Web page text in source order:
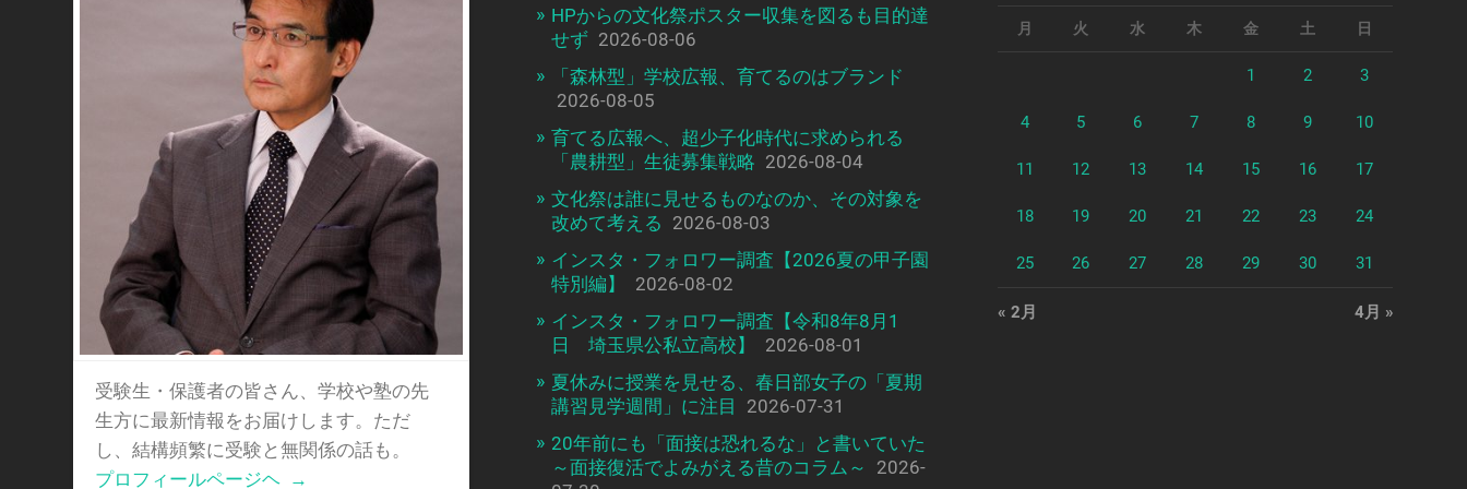
受験生・保護者の皆さん、学校や塾の先
生方に最新情報をお届けします。ただ
し、結構頻繁に受験と無関係の話も。
プロフィールページヘ →
HPからの文化祭ポスター収集を図るも目的達
せず 2026-08-06
「森林型」学校広報、育てるのはブランド
2026-08-05
育てる広報へ、超少子化時代に求められる
「農耕型」生徒募集戦略 2026-08-04
文化祭は誰に見せるものなのか、その対象を
改めて考える 2026-08-03
インスタ・フォロワー調査【2026夏の甲子園
特別編】
2026-08-02
インスタ・フォロワー調査【令和8年8月1
日 埼玉県公私立高校】
2026-08-01
夏休みに授業を見せる、春日部女子の「夏期
講習見学週間」に注目
2026-07-31
20年前にも「面接は恐れるな」と書いていた
～面接復活でよみがえる昔のコラム～
2026-
月 火 水 木 金 土 日
1 2 3
4 5 6 7 8 9 10
11 12 13 14 15 16 17
18 19 20 21 22 23 24
25 26 27 28 29 30 31
« 2月 4月 »